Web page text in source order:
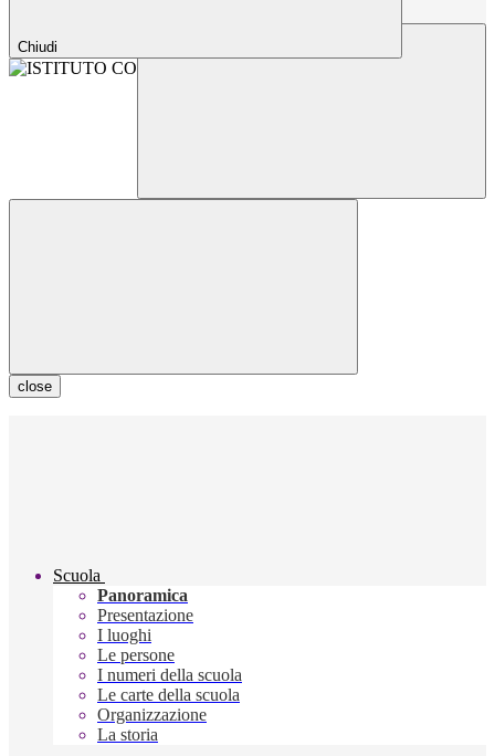
Chiudi
close
Scuola
Panoramica
Presentazione
I luoghi
Le persone
I numeri della scuola
Le carte della scuola
Organizzazione
La storia